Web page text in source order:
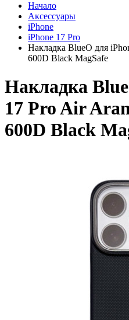
Начало
Аксессуары
iPhone
iPhone 17 Pro
Накладка BlueO для
600D Black MagSafe
Накладка
17 Pro Air
600D Black